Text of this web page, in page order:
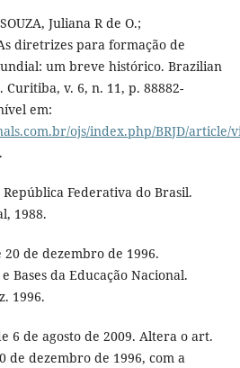
Juliana R de O.;
diretrizes para formação de
um breve histórico. Brazilian
v. 6, n. 11, p. 88882-
em:
ojs/index.php/BRJD/article/
Federativa do Brasil.
1988.
20 de dezembro de 1996.
Bases da Educação Nacional.
1996.
6 de agosto de 2009. Altera o art.
de dezembro de 1996, com a